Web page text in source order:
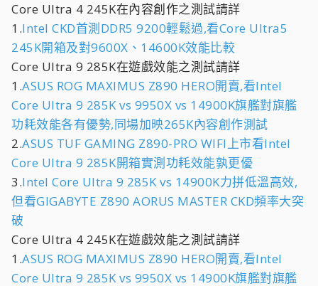
Core Ultra 4 245K在內容創作之測試請詳
1.Intel CKD首測DDR5 9200輕鬆過,看Core Ultra5
245K開箱及對9600X、14600K效能比較
Core Ultra 9 285K在遊戲效能之測試請詳
1.ASUS ROG MAXIMUS Z890 HERO開賣,看Intel
Core Ultra 9 285K vs 9950X vs 14900K旗艦對旗艦
功耗效能各有優勢,同場加映265K內容創作測試
2.ASUS TUF GAMING Z890-PRO WIFI上市看Intel
Core Ultra 9 285K開箱實測功耗效能孰更優
3.Intel Core Ultra 9 285K vs 14900K力拼低溫高效,
但看GIGABYTE Z890 AORUS MASTER CKD頻率大突
破
Core Ultra 4 245K在遊戲效能之測試請詳
1.ASUS ROG MAXIMUS Z890 HERO開賣,看Intel
Core Ultra 9 285K vs 9950X vs 14900K旗艦對旗艦